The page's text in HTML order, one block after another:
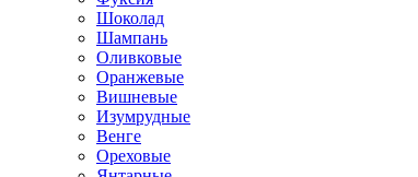
Шоколад
Шампань
Оливковые
Оранжевые
Вишневые
Изумрудные
Венге
Ореховые